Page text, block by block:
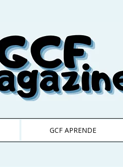
GCF APRENDE